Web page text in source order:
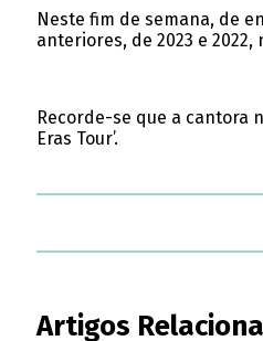
Neste fim de semana, de
anteriores, de 2023 e
Recorde-se que a cantora
Eras Tour’.
Artigos